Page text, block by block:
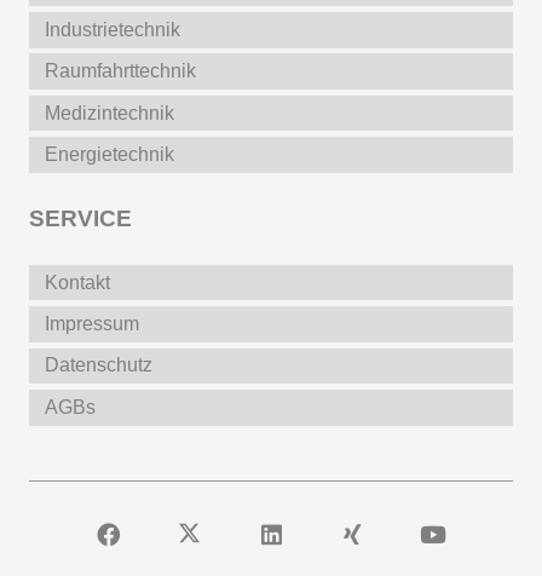
Industrietechnik
Raumfahrttechnik
Medizintechnik
Energietechnik
SERVICE
Kontakt
Impressum
Datenschutz
AGBs